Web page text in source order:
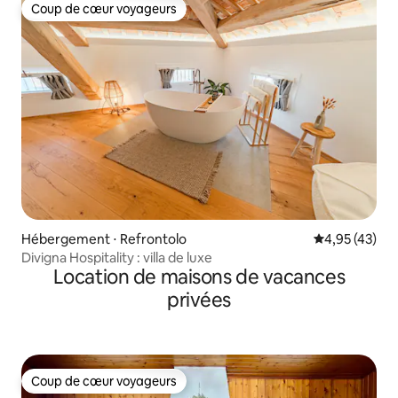
Coup de cœur voyageurs
Coup de cœur voyageurs
Hébergement ⋅ Refrontolo Évaluation
4,95 (43)
Divigna Hospitality : villa de luxe
Location de maisons de vacances
privées
Coup de cœur voyageurs
Coup de cœur voyageurs